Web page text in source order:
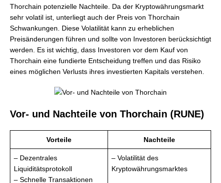
Thorchain potenzielle Nachteile. Da der Kryptowährungsmarkt
sehr volatil ist, unterliegt auch der Preis von Thorchain
Schwankungen. Diese Volatilität kann zu erheblichen
Preisänderungen führen und sollte von Investoren berücksichtigt
werden. Es ist wichtig, dass Investoren vor dem Kauf von
Thorchain eine fundierte Entscheidung treffen und das Risiko
eines möglichen Verlusts ihres investierten Kapitals verstehen.
Vor- und Nachteile von Thorchain (RUNE)
Vorteile Nachteile
– Dezentrales
Liquiditätsprotokoll
– Schnelle Transaktionen
– Volatilität des
Kryptowährungsmarktes